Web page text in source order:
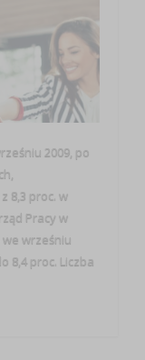
2009, po
8,3 proc. w
Pracy w
wrześniu
8,4 proc. Liczba